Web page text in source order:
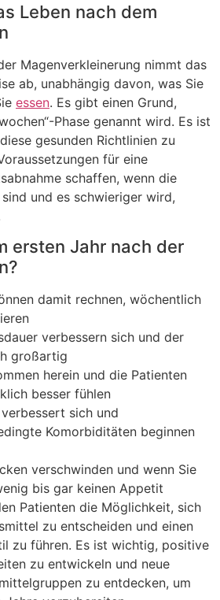
Leben nach dem
Magenverkleinerung nimmt das
ab, unabhängig davon, was Sie
essen. Es gibt einen Grund,
Phase genannt wird. Es ist
gesunden Richtlinien zu
für eine
schaffen, wenn die
und es schwieriger wird,
ersten Jahr nach der
damit rechnen, wöchentlich
verbessern sich und der
großartig
herein und die Patienten
besser fühlen
sich und
Komorbiditäten beginnen
verschwinden und wenn Sie
bis gar keinen Appetit
Patienten die Möglichkeit, sich
zu entscheiden und einen
zu führen. Es ist wichtig, positive
zu entwickeln und neue
zu entdecken, um